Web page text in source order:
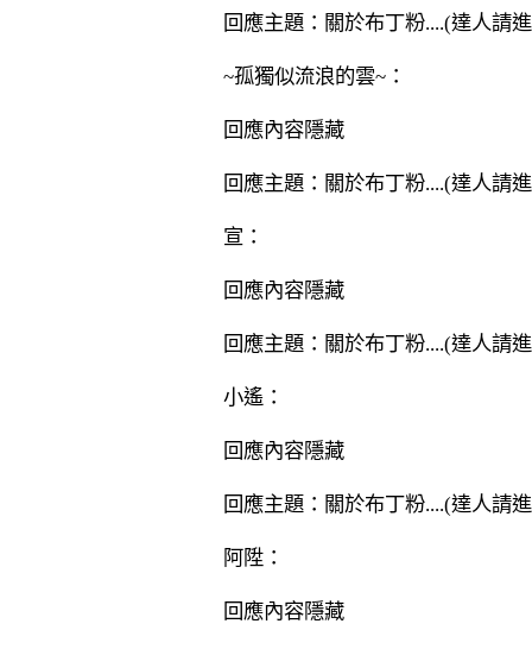
回應主題：關於布丁粉....(達人請
~孤獨似流浪的雲~：
回應內容隱藏
回應主題：關於布丁粉....(達人請
宣：
回應內容隱藏
回應主題：關於布丁粉....(達人請
小遙：
回應內容隱藏
回應主題：關於布丁粉....(達人請
阿陞：
回應內容隱藏